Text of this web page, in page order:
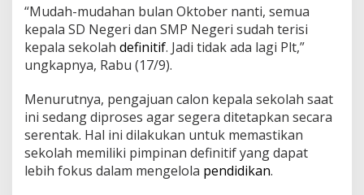
n
t
i
k
a
.
K
a
d
i
s
“Mudah-mudahan bulan Oktober nanti, semua
kepala SD Negeri dan SMP Negeri sudah terisi
kepala sekolah definitif. Jadi tidak ada lagi Plt,”
ungkapnya, Rabu (17/9).
Menurutnya, pengajuan calon kepala sekolah saat
ini sedang diproses agar segera ditetapkan secara
serentak. Hal ini dilakukan untuk memastikan
sekolah memiliki pimpinan definitif yang dapat
lebih fokus dalam mengelola pendidikan.